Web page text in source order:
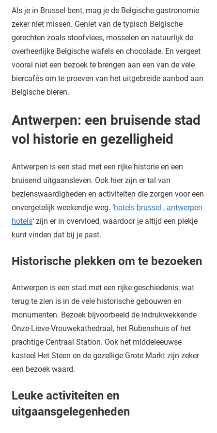
Als je in Brussel bent, mag je de Belgische gastronomie
zeker niet missen. Geniet van de typisch Belgische
gerechten zoals stoofvlees, mosselen en natuurlijk de
overheerlijke Belgische wafels en chocolade. En vergeet
vooral niet een bezoek te brengen aan een van de vele
biercafés om te proeven van het uitgebreide aanbod aan
Belgische bieren.
Antwerpen: een bruisende stad
vol historie en gezelligheid
Antwerpen is een stad met een rijke historie en een
bruisend uitgaansleven. Ook hier zijn er tal van
bezienswaardigheden en activiteiten die zorgen voor een
onvergetelijk weekendje weg. ‘hotels brussel , antwerpen
hotels‘ zijn er in overvloed, waardoor je altijd een plekje
kunt vinden dat bij je past.
Historische plekken om te bezoeken
Antwerpen is een stad met een rijke geschiedenis, wat
terug te zien is in de vele historische gebouwen en
monumenten. Bezoek bijvoorbeeld de indrukwekkende
Onze-Lieve-Vrouwekathedraal, het Rubenshuis of het
prachtige Centraal Station. Ook het middeleeuwse
kasteel Het Steen en de gezellige Grote Markt zijn zeker
een bezoek waard.
Leuke activiteiten en
uitgaansgelegenheden